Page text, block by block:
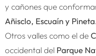
y cañones que
Añisclo, Escuaín y
Otros valles como el de
occidental del Parque